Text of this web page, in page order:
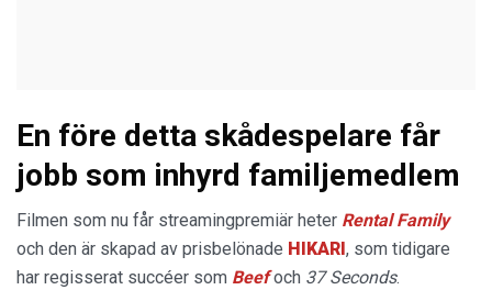
En före detta skådespelare får
jobb som inhyrd familjemedlem
Filmen som nu får streamingpremiär heter Rental Family
och den är skapad av prisbelönade HIKARI, som tidigare
har regisserat succéer som Beefoch 37 Seconds.